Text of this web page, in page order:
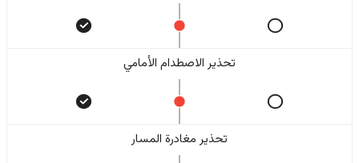
تحذير الاصطدام الأمامي
تحذير مغادرة المسار